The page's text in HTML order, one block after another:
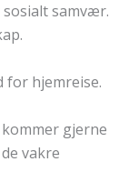
samvær.
for hjemreise.
gjerne
vakre